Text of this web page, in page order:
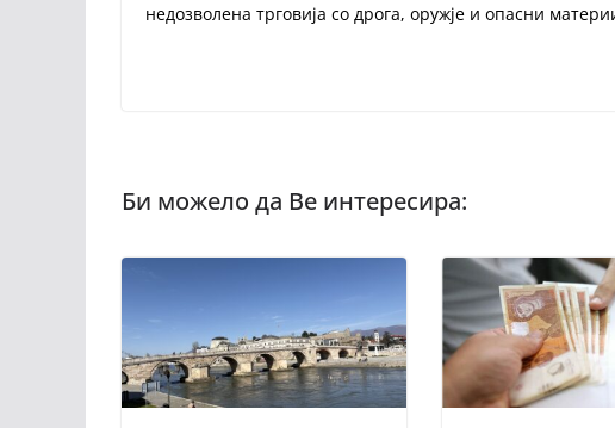
недозволена трговија со дрога, оружје и опасни